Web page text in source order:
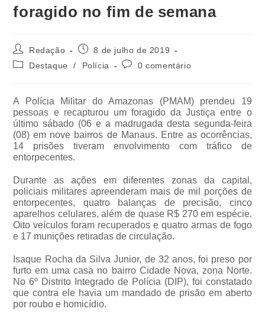
foragido no fim de semana
Redação
8 de julho de 2019
Destaque
/ Polícia 0 comentário
A Polícia Militar do Amazonas (PMAM) prendeu 19
pessoas e recapturou um foragido da Justiça entre o
último sábado (06 e a madrugada desta segunda-feira
(08) em nove bairros de Manaus. Entre as ocorrências,
14 prisões tiveram envolvimento com tráfico de
entorpecentes.
Durante as ações em diferentes zonas da capital,
policiais militares apreenderam mais de mil porções de
entorpecentes, quatro balanças de precisão, cinco
aparelhos celulares, além de quase R$ 270 em espécie.
Oito veículos foram recuperados e quatro armas de fogo
e 17 munições retiradas de circulação.
Isaque Rocha da Silva Junior, de 32 anos, foi preso por
furto em uma casa no bairro Cidade Nova, zona Norte.
No 6º Distrito Integrado de Polícia (DIP), foi constatado
que contra ele havia um mandado de prisão em aberto
por roubo e homicídio.